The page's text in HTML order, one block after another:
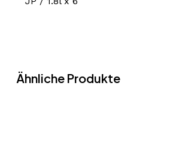
Ähnliche Produkte